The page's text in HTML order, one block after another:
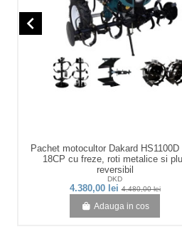
Pachet motocultor Dakard HS1100D
18CP cu freze, roti metalice si
reversibil
DKD
4.380,00 lei4.480,00 lei
Adauga in cos
navigate_before